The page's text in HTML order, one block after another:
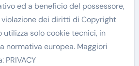
ed a beneficio del possessore,
violazione dei diritti di Copyright
utilizza solo cookie tecnici, in
normativa europea. Maggiori